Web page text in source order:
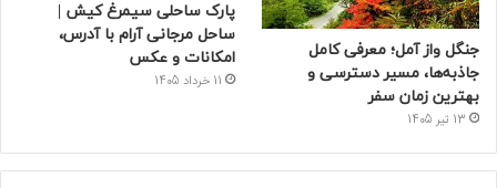
جنگل واز آمل؛ معرفی کامل
جاذبه‌ها، مسیر دسترسی و
بهترین زمان سفر
13 تیر 1405
پارک ساحلی سیمرغ کیش |
ساحل مرجانی آرام با آدرس،
امکانات و عکس
11 خرداد 1405